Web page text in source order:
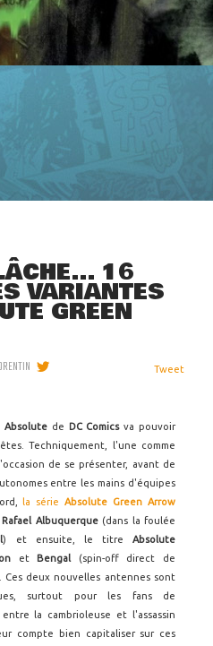
16
VARIANTES
GREEN
Tweet
Absolute de DC Comicsva pouvoir
Techniquement, l'une comme
de se présenter, avant de
entre les mains d'équipes
la sérieAbsolute Green Arrow
Rafael Albuquerque(dans la foulée
) et ensuite, le titre Absolute
et Bengal (spin-off direct de
Ces deux nouvelles antennes sont
surtout pour les fans de
la cambrioleuse et l'assassin
compte bien capitaliser sur ces